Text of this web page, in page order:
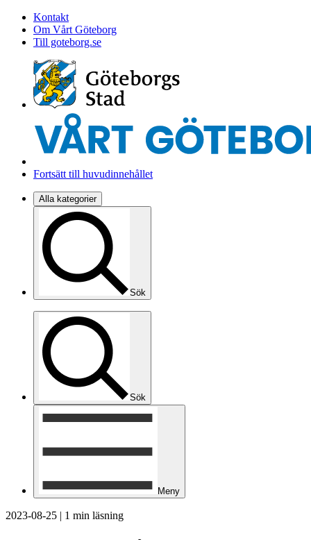
Kontakt
Om Vårt Göteborg
Till goteborg.se
Fortsätt till huvudinnehållet
Alla kategorier
Sök
Sök
Meny
2023-08-25 | 1 min läsning